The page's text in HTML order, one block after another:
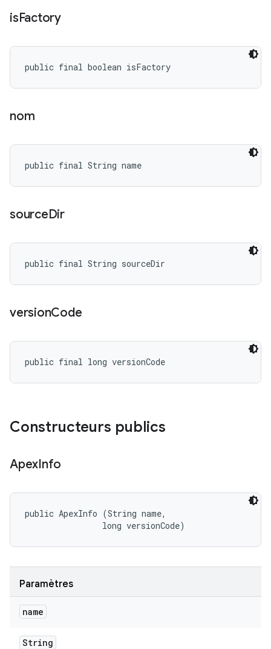
isFactory
public final boolean isFactory
nom
public final String name
sourceDir
public final String sourceDir
versionCode
public final long versionCode
Constructeurs publics
ApexInfo
public ApexInfo (String name,
                long versionCode)
Paramètres
name
String